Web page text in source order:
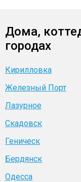
Дома,
городах
Кирилловка
Железный Порт
Лазурное
Скадовск
Геническ
Бердянск
Одесса